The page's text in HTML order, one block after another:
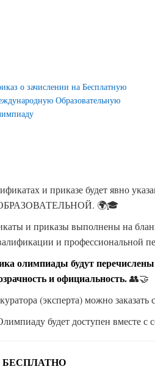
о зачислении на Бесплатную
Образовательную
и приказе будет явно
🌍🎓
и приказы выполнены на
и профессиональной
олимпиады будут
и официальность.👥🤝
(эксперта) можно заказать
будет доступен вместе с